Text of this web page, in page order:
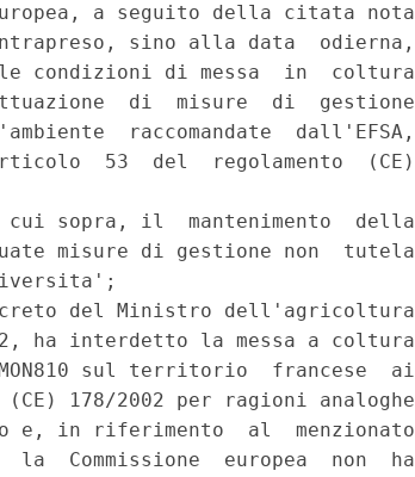
a seguito della citata nota
sino alla data  odierna,
condizioni di messa  in  coltura
di  misure  di  gestione
raccomandate  dall'EFSA,
53  del  regolamento  (CE)
sopra, il  mantenimento  della
misure di gestione non  tutela
del Ministro dell'agricoltura
ha interdetto la messa a coltura
sul territorio  francese  ai
178/2002 per ragioni analoghe
e, in riferimento  al  menzionato
la  Commissione  europea  non  ha